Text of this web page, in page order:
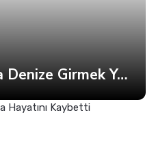
Kandıra'da 5 Plajda Denize Girmek Yasaklandı